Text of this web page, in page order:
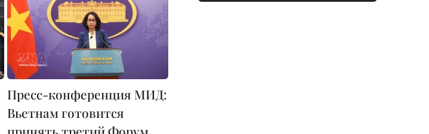
Пресс-конференция МИД:
Вьетнам готовится